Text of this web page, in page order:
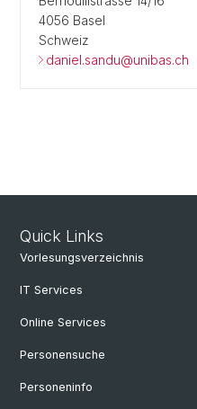
4056 Basel
Schweiz
daniel.sandu@unibas.ch
Quick Links
Vorlesungsverzeichnis
IT Services
Online Services
Personensuche
Personeninfo